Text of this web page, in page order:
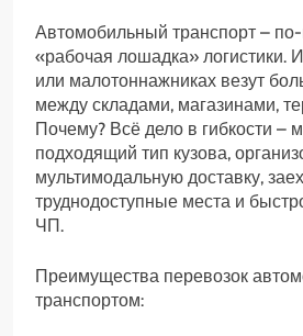
Автомобильный транспорт –
«рабочая лошадка» логистики.
или малотоннажниках везут
между складами, магазинами,
Почему? Всё дело в гибкости –
подходящий тип кузова,
мультимодальную доставку,
труднодоступные места и
ЧП.
Преимущества перевозок
транспортом: